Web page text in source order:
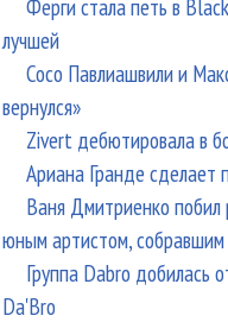
Ферги стала петь в
лучшей
Сосо Павлиашвили и
вернулся»
Zivert дебютировала в
Ариана Гранде сделает
Ваня Дмитриенко
юным артистом,
Группа Dabro добилась
Da'Bro